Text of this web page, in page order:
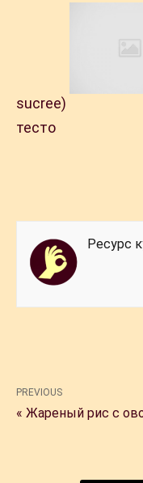
sucree)
тесто
Ресурс
PREVIOUS
« Жареный рис с